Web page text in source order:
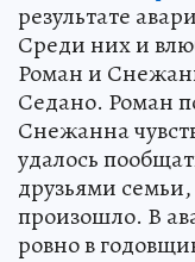
результате
Среди них и
Роман и
Седано. Роман
Снежанна
удалось
друзьями
произошло. В
ровно в